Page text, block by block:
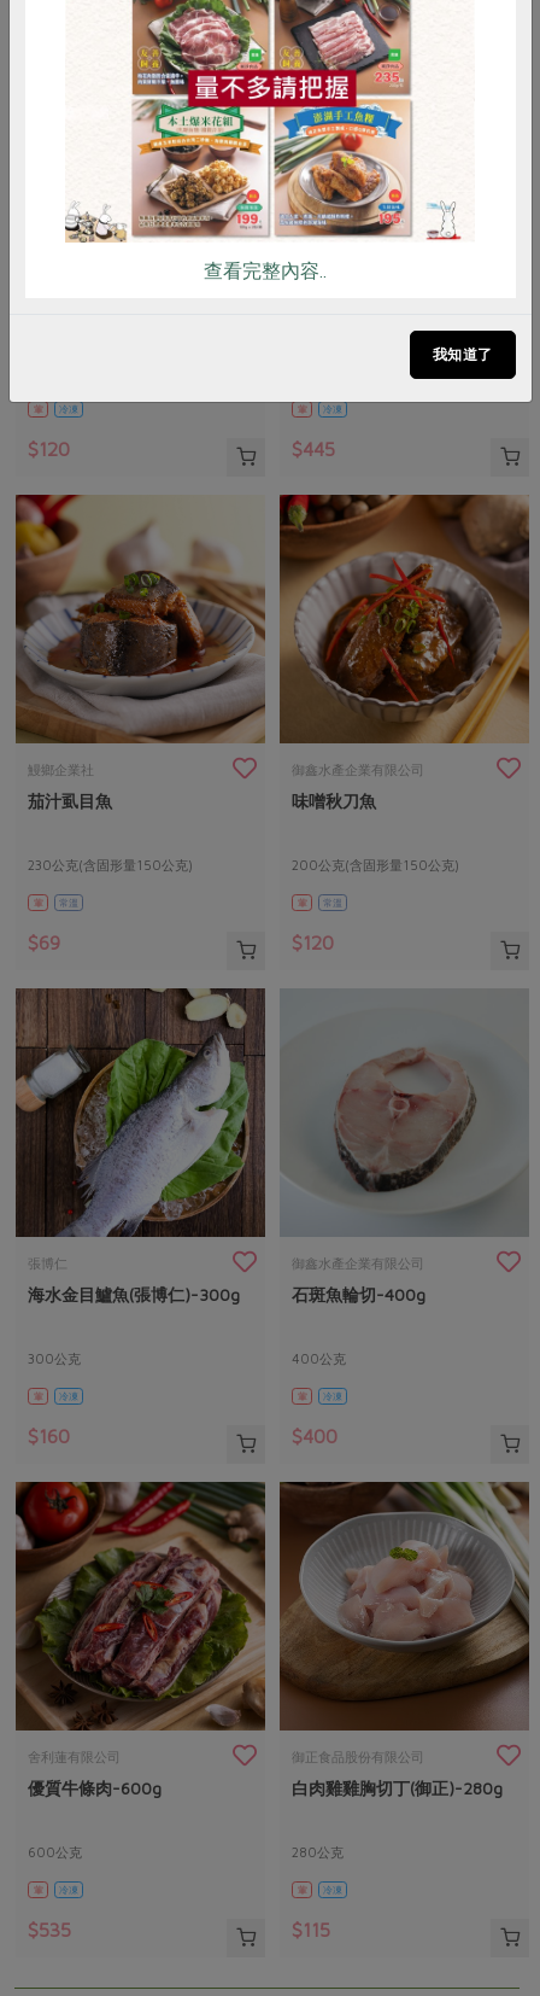
葷 冷凍
$120
鑫溶實業股份有限公司
660公克/2片(含包冰率10~12%)
葷 冷凍
$445
鰻鄉企業社
茄汁虱目魚
230公克(含固形量150公克)
葷 常溫
$69
御鑫水產企業有限公司
味噌秋刀魚
200公克(含固形量150公克)
葷 常溫
$120
張博仁
海水金目鱸魚(張博仁)-300g
300公克
葷 冷凍
$160
御鑫水產企業有限公司
石斑魚輪切-400g
400公克
葷 冷凍
$400
舍利蓮有限公司
優質牛條肉-600g
600公克
葷 冷凍
$535
御正食品股份有限公司
白肉雞雞胸切丁(御正)-280g
280公克
葷 冷凍
$115
RPET 食譜 減硝酸鹽
雞蛋 食安 共同購買
查看完整內容..
我知道了